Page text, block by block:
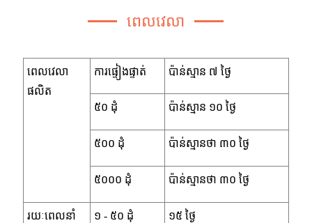
ពេលវេលា
ពេលវេលា
ផលិត
ការផ្ទៀងផ្ទាត់ ប៉ាន់ស្មាន ៧ ថ្ងៃ
៥០ ដុំ ប៉ាន់ស្មាន ១០ ថ្ងៃ
៥០០ ដុំ ប៉ាន់ស្មានថា ៣០ ថ្ងៃ
៥០០០ ដុំ ប៉ាន់ស្មានថា ៣០ ថ្ងៃ
រយៈពេលនាំ
១ - ៥០ ដុំ ១៥ ថ្ងៃ